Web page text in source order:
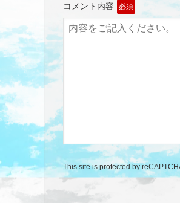
コメント内容 必須
This site is protected by